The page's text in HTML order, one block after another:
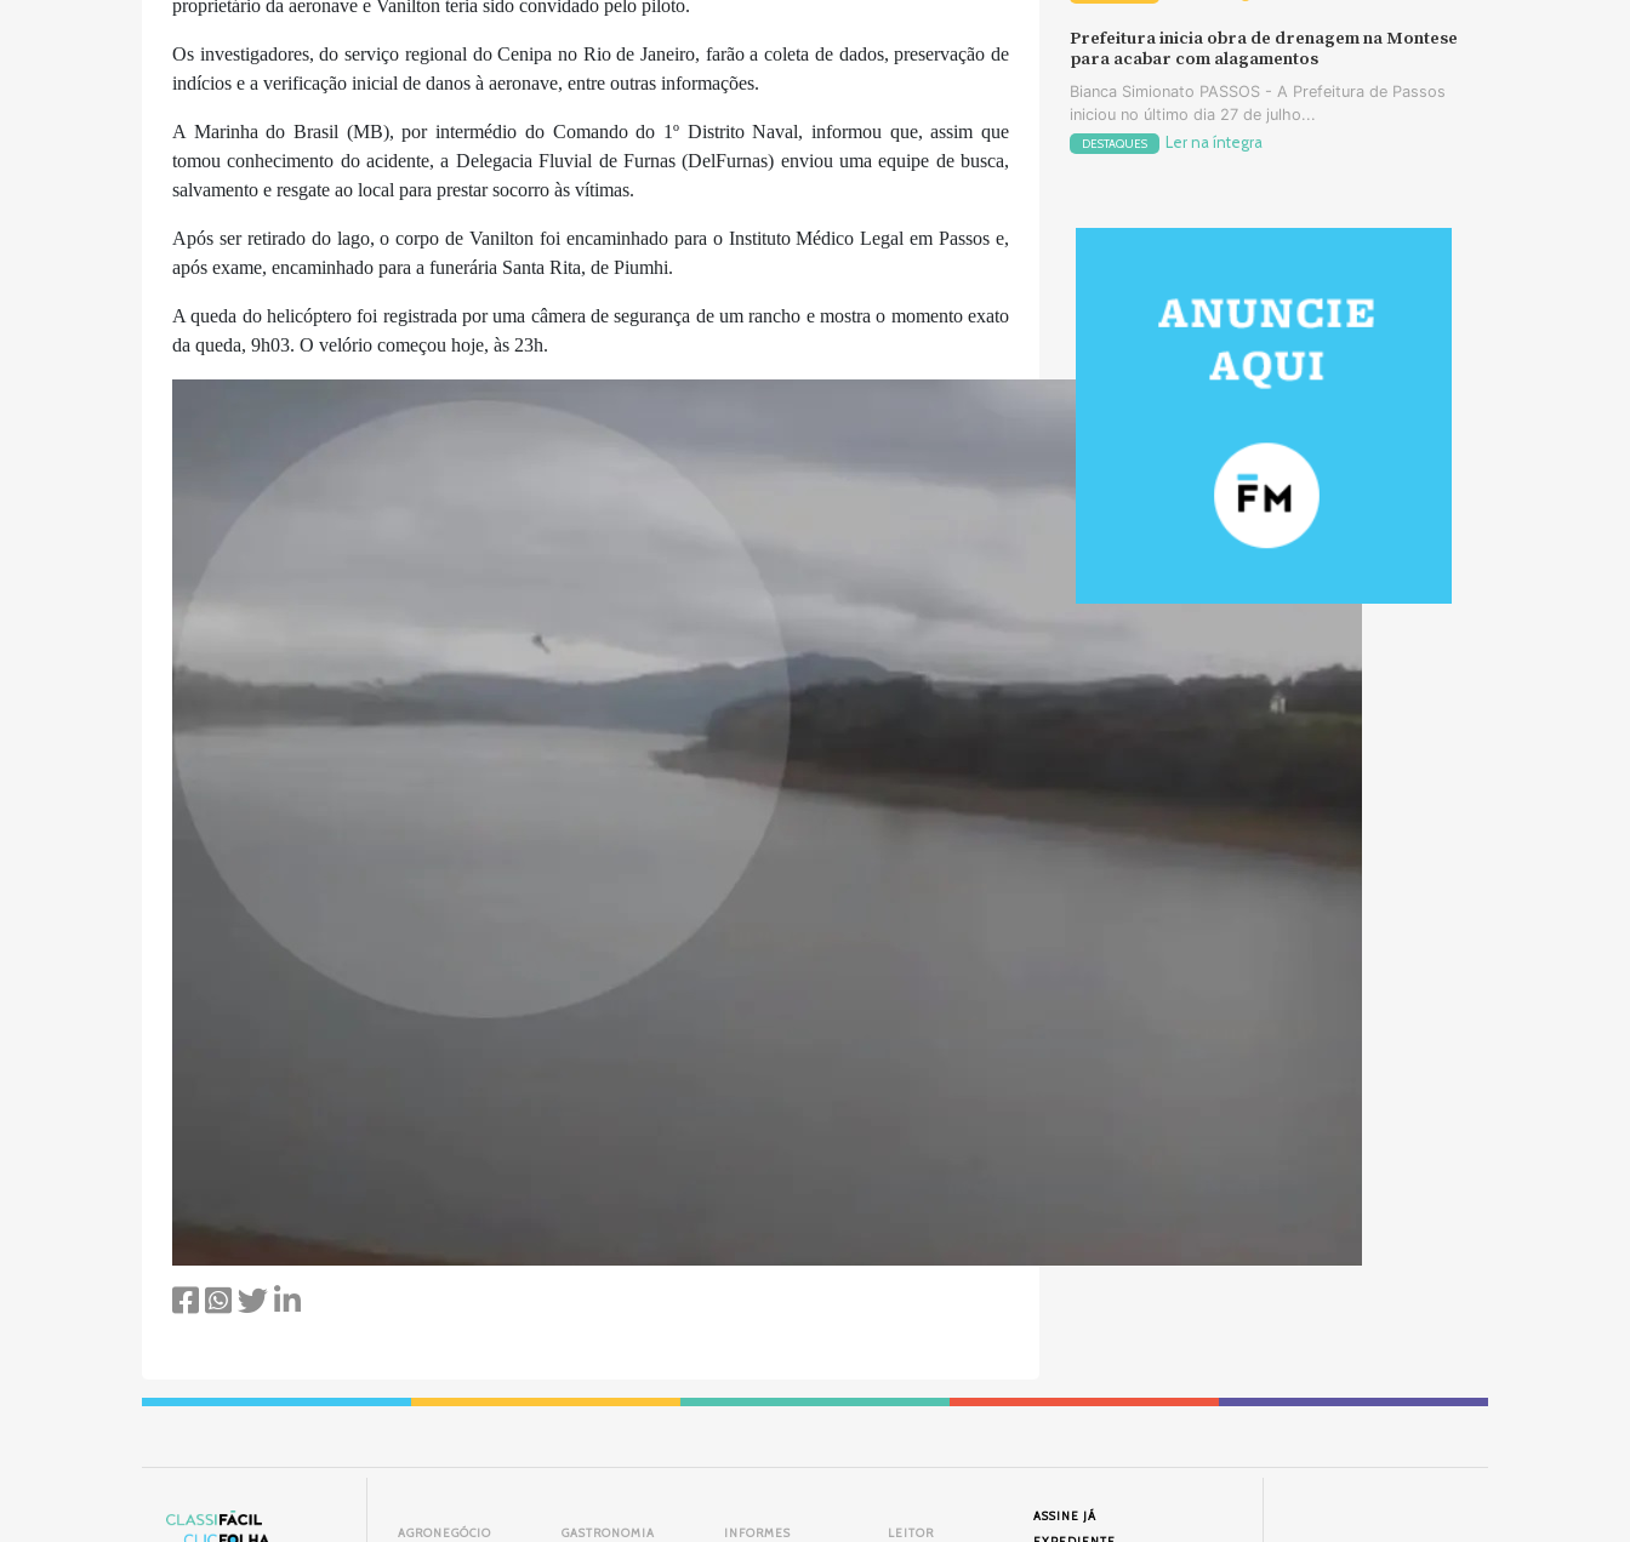
proprietário da aeronave e Vanilton teria sido convidado pelo piloto.
Os investigadores, do serviço regional do Cenipa no Rio de Janeiro, farão a coleta de dados, preservação de
indícios e a verificação inicial de danos à aeronave, entre outras informações.
A Marinha do Brasil (MB), por intermédio do Comando do 1º Distrito Naval, informou que, assim que
tomou conhecimento do acidente, a Delegacia Fluvial de Furnas (DelFurnas) enviou uma equipe de busca,
salvamento e resgate ao local para prestar socorro às vítimas.
Após ser retirado do lago, o corpo de Vanilton foi encaminhado para o Instituto Médico Legal em Passos e,
após exame, encaminhado para a funerária Santa Rita, de Piumhi.
A queda do helicóptero foi registrada por uma câmera de segurança de um rancho e mostra o momento exato
da queda, 9h03. O velório começou hoje, às 23h.
Prefeitura inicia obra de drenagem na Montese
para acabar com alagamentos
Bianca Simionato PASSOS - A Prefeitura de Passos
iniciou no último dia 27 de julho...
DESTAQUES Ler na íntegra
AGRONEGÓCIO GASTRONOMIA INFORMES LEITOR
ASSINE JÁ